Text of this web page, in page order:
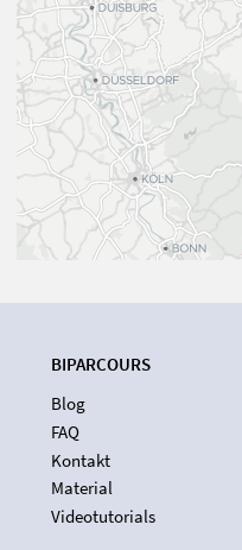
BIPARCOURS
Blog
FAQ
Kontakt
Material
Videotutorials